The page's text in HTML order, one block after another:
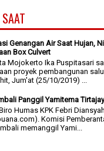
Genangan Air Saat Hujan,
Box Culvert
Mojokerto Ika Puspitasari
proyek pembangunan
Jum'at (25/10/2019) ...
Panggil Yamitema
Humas KPK Febri
Komisi
memanggil Yami...